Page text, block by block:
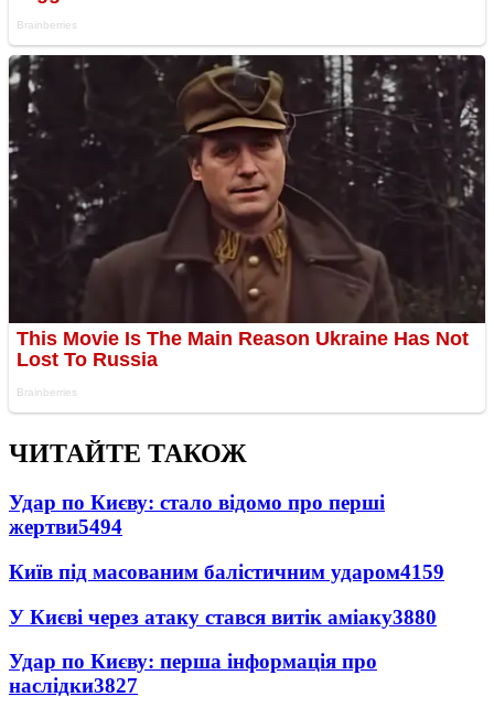
ЧИТАЙТЕ ТАКОЖ
Удар по Києву: стало відомо про перші
жертви5494
Київ під масованим балістичним ударом4159
У Києві через атаку стався витік аміаку3880
Удар по Києву: перша інформація про
наслідки3827